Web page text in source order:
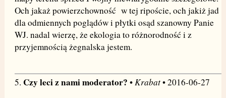
Och jakaż powierzchowność w tej ripoście, och jakiż jad
dla odmiennych poglądów i płytki osąd szanowny Panie
WJ. nadal wierzę, że ekologia to różnorodność i z
przyjemnością żegnalska jestem.
5. Czy leci z nami moderator? •Krabat• 2016-06-27